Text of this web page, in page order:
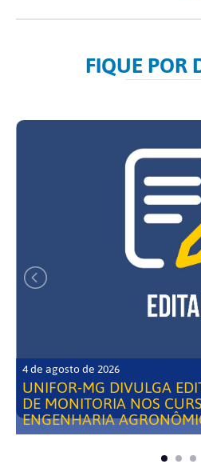
FIQUE POR
4 de agosto de 2026
UNIFOR-MG DIVULGA
DE MONITORIA NOS
ENGENHARIA